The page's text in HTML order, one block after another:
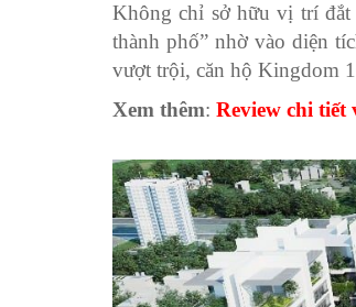
Không chỉ sở hữu vị trí đắt
thành phố” nhờ vào diện
vượt trội, căn hộ Kingdom
Xem thêm: Review chi tiết